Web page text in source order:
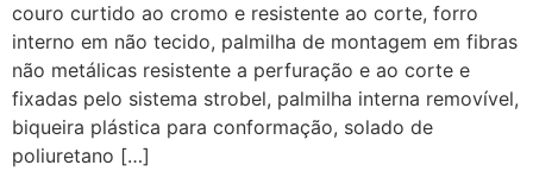
couro curtido ao cromo e resistente ao corte, forro
interno em não tecido, palmilha de montagem em fibras
não metálicas resistente a perfuração e ao corte e
fixadas pelo sistema strobel, palmilha interna removível,
biqueira plástica para conformação, solado de
poliuretano […]